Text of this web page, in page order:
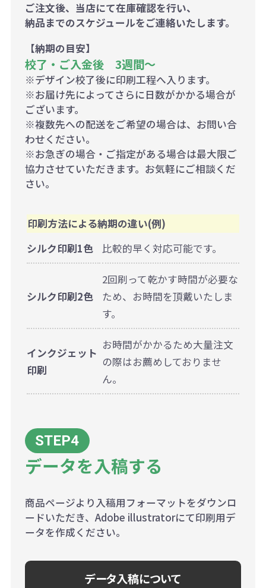
ご注文後、当店にて在庫確認を行い、
納品までのスケジュールをご連絡いたします。
【納期の目安】
校了・ご入金後 3週間～
※デザイン校了後に印刷工程へ入ります。
※お届け先によってさらに日数がかかる場合が
ございます。
※複数先への配送をご希望の場合は、お問い合
わせください。
※お急ぎの場合・ご指定がある場合は最大限ご
協力させていただきます。お気軽にご相談くだ
さい。
印刷方法による納期の違い(例)
シルク印刷1色
比較的早く対応可能です。
シルク印刷2色
2回刷って乾かす時間が必要な
ため、お時間を頂戴いたしま
す。
インクジェット
印刷
お時間がかかるため大量注文
の際はお薦めしておりませ
ん。
データを入稿する
商品ページより入稿用フォーマットをダウンロ
ードいただき、Adobe illustratorにて印刷用デ
ータを作成ください。
データ入稿について